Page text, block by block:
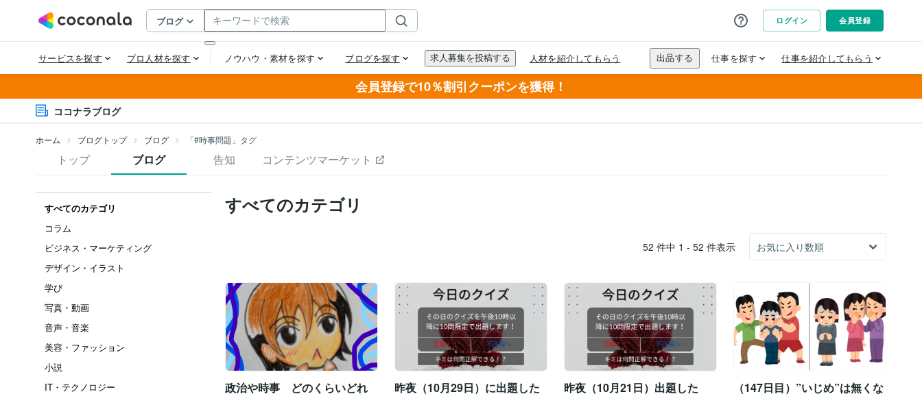
会員登録で10％割引クーポンを獲得！
ココナラブログ
ホーム ブログトップ ブログ 「#時事問題」タグ
トップ ブログ 告知 コンテンツマーケット
すべてのカテゴリ
コラム
ビジネス・マーケティング
デザイン・イラスト
学び
写真・動画
音声・音楽
美容・ファッション
小説
IT・テクノロジー
すべてのカテゴリ
52 件中 1 - 52 件表示
政治や時事 どのくらいどれ
昨夜（10月29日）に出題した
昨夜（10月21日）出題した
（147日目）”いじめ”は無くな